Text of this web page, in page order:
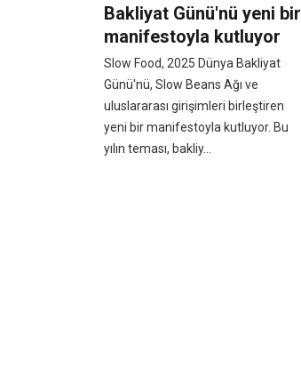
Bakliyat Günü'nü yeni bir
manifestoyla kutluyor
Slow Food, 2025 Dünya Bakliyat
Günü'nü, Slow Beans Ağı ve
uluslararası girişimleri birleştiren
yeni bir manifestoyla kutluyor. Bu
yılın teması, bakliy...